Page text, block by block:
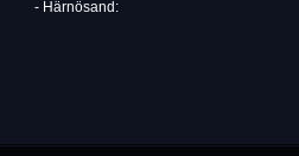
- Härnösand: